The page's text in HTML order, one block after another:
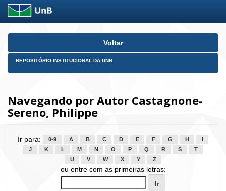
Skip
Voltar
REPOSITÓRIO INSTITUCIONAL DA UNB
Navegando por Autor Castagnone-
Sereno, Philippe
Ir para: 0-9 A B C D E F G H
J
K L M N O P Q R S
T
U
V W X Y Z
ou entre com as primeiras letras: